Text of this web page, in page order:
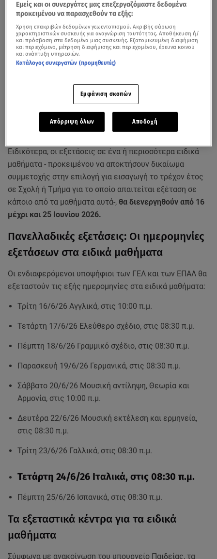
Για πολλούς μαθητές η σημερινή μέρα σηματοδοτεί το
τέλος της σχολικής χρονιάς. Είναι η τελευταία μέρα για
οι υποψήφιοι των ΓΕΛ και ΕΠΑΛ θα
πανελλαδικές εξετάσεις
μαθήματα, οι οποίες θα διεξαχθούν σε συγκεκριμένα
εξεταστικά κέντρα.
Ειδικότερα, οι εξετάσεις σε ένα ή περισσότερα ειδικά
μαθήματα - προκειμένου να αποκτήσουν δικαίωμα
συμμετοχής στην επιλογή για εισαγωγή το τρέχον έτος
σε Σχολή ή Τμήμα για το οποίο απαιτείται εξέταση σε
κάποιο από τα μαθήματα αυτά-, θα διενεργηθούν από 16
μέχρι και 25 Ιουνίου 2026.
Πανελλαδικές εξετάσεις: Οι ημερομηνίες
εξετάσεων στα ειδικά μαθήματα
Οι ενδιαφερόμενοι υποψήφιοι των ΓΕΛ και των ΕΠΑΛ θα
εξεταστούν τις εξής ημερομηνίες στα ειδικά μαθήματα:
Τρίτη 16/6/26 Αγγλικά, στις 10:00 π.μ.
Τετάρτη 17/6/26 Ελεύθερο σχέδιο, στις 08:30 π.μ.
Πέμπτη 18/6/26 Γραμμικό σχέδιο, στις 08:30 π.μ.
Παρασκευή 19/6/26 Γερμανικά, στις 08:30 π.μ.
Σάββατο 20/6/26 Μουσική αντίληψη, Θεωρία και
Αρμονία, στις 10:00 π.μ.
Δευτέρα 22/6/26 Μουσική εκτέλεση και ερμηνεία,
στις 08:30 π.μ.
Τρίτη 23/6/26 Γαλλικά, στις 08:30 π.μ.
Τετάρτη 24/6/26 Ιταλικά, στις 08:30 π.μ.
Πέμπτη 25/6/26 Ισπανικά, στις 08:30 π.μ.
Τα εξεταστικά κέντρα για τα ειδικά
μαθήματα
Σύμφωνα με ανακοίνωση του υπουργείο Παιδείας, τα
Εμείς και οι συνεργάτες μας επεξεργαζόμαστε δεδομένα
προκειμένου να παρασχεθούν τα εξής:
Χρήση επακριβών δεδομένων γεωεντοπισμού. Ακριβής σάρωση
χαρακτηριστικών συσκευής για αναγνώριση ταυτότητας. Αποθήκευση ή/
και πρόσβαση στα δεδομένα μιας συσκευής. Εξατομικευμένη διαφήμιση
και περιεχόμενο, μέτρηση διαφήμισης και περιεχομένου, έρευνα κοινού
και ανάπτυξη υπηρεσιών.
Κατάλογος συνεργατών (προμηθευτές)
Εμφάνιση σκοπών
Απόρριψη όλων Αποδοχή